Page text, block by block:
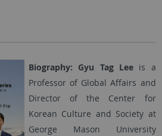
Biography: Gyu Tag Lee is a
Professor of Global Affairs and
Director of the Center for
Korean Culture and Society at
George Mason University